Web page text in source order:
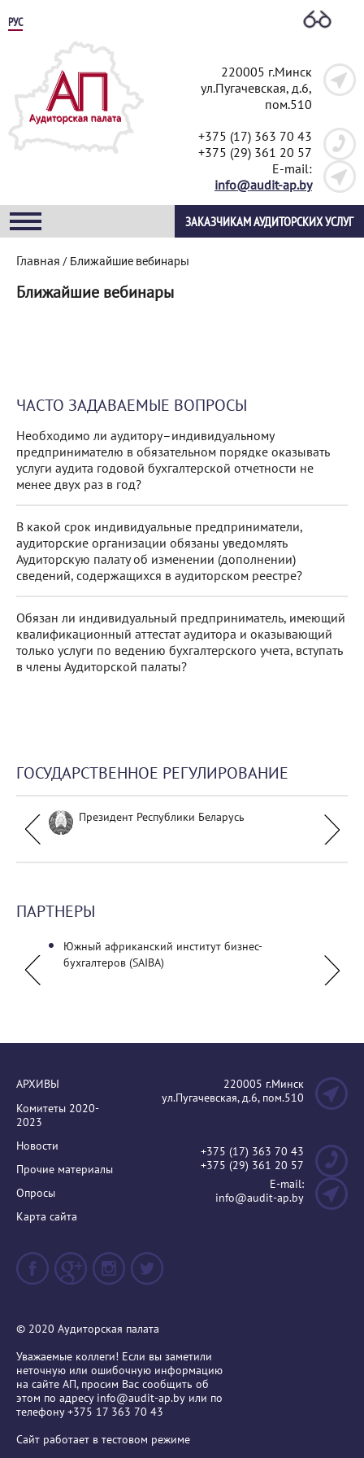
РУС
220005 г.Минск
ул.Пугачевская, д.6,
пом.510
+375 (17) 363 70 43
+375 (29) 361 20 57
E-mail:
info@audit-ap.by
ЗАКАЗЧИКАМ АУДИТОРСКИХ УСЛУГ
Главная / Ближайшие вебинары
Ближайшие вебинары
ЧАСТО ЗАДАВАЕМЫЕ ВОПРОСЫ
Необходимо ли аудитору–индивидуальному
предпринимателю в обязательном порядке оказывать
услуги аудита годовой бухгалтерской отчетности не
менее двух раз в год?
В какой срок индивидуальные предприниматели,
аудиторские организации обязаны уведомлять
Аудиторскую палату об изменении (дополнении)
сведений, содержащихся в аудиторском реестре?
Обязан ли индивидуальный предприниматель, имеющий
квалификационный аттестат аудитора и оказывающий
только услуги по ведению бухгалтерского учета, вступать
в члены Аудиторской палаты?
ГОСУДАРСТВЕННОЕ РЕГУЛИРОВАНИЕ
Президент Республики Беларусь
ПАРТНЕРЫ
Южный африканский институт бизнес-
бухгалтеров (SAIBA)
АРХИВЫ
Комитеты 2020-
2023
Новости
Прочие материалы
Опросы
Карта сайта
220005 г.Минск
ул.Пугачевская, д.6, пом.510
+375 (17) 363 70 43
+375 (29) 361 20 57
E-mail:
info@audit-ap.by
© 2020 Аудиторская палата
Уважаемые коллеги! Если вы заметили
неточную или ошибочную информацию
на сайте АП, просим Вас сообщить об
этом по адресу info@audit-ap.by или по
телефону +375 17 363 70 43
Сайт работает в тестовом режиме